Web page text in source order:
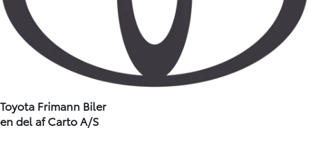
Toyota Frimann Biler
en del af Carto A/S